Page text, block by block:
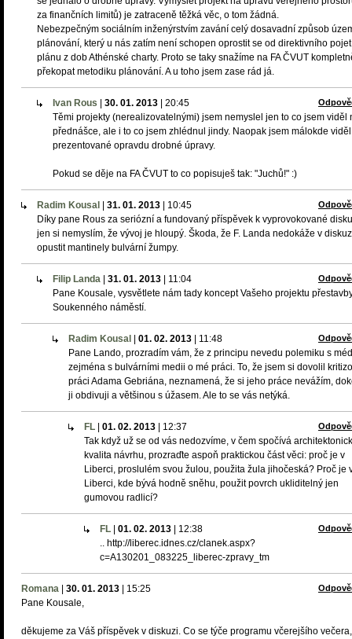
za finančních limitů) je zatraceně těžká věc, o tom žádná.
Nebezpečným sociálním inženýrstvím zavání celý dosavadní způsob
plánování, který u nás zatím není schopen oprostit se od direktivního
plánu z dob Athénské charty. Proto se taky snažíme na FA ČVUT
překopat metodiku plánování. A u toho jsem zase rád já.
Ivan Rous 30. 01. 2013 20:45
Těmi projekty (nerealizovatelnými) jsem nemyslel jen to co jsem viděl
přednášce, ale i to co jsem zhlédnul jindy. Naopak jsem málokde viděl
prezentované opravdu drobné úpravy.
Pokud se děje na FA ČVUT to co popisuješ tak: "Juchů!" :)
Radim Kousal 31. 01. 2013 10:45
Díky pane Rous za seriózní a fundovaný příspěvek k vyprovokované
jen si nemyslím, že vývoj je hloupý. Škoda, že F. Landa nedokáže v
opustit mantinely bulvární žumpy.
Filip Landa 31. 01. 2013 11:04
Pane Kousale, vysvětlete nám tady koncept Vašeho projektu
Soukenného náměstí.
Radim Kousal 01. 02. 2013 11:48
Pane Lando, prozradím vám, že z principu nevedu polemiku s
zejména s bulvárními medii o mé práci. To, že jsem si dovolil
práci Adama Gebriána, neznamená, že si jeho práce nevážím,
ji obdivuji a většinou s úžasem. Ale to se vás netýká.
FL 01. 02. 2013 12:37
Tak když už se od vás nedozvíme, v čem spočívá
kvalita návrhu, prozraďte aspoň praktickou část věci: proč je v
Liberci, proslulém svou žulou, použita žula jihočeská? Proč je
Liberci, kde bývá hodně sněhu, použit povrch ukliditelný jen
gumovou radlicí?
FL 01. 02. 2013 12:38
.. http://liberec.idnes.cz/clanek.aspx?
c=A130201_083225_liberec-zpravy_tm
Romana 30. 01. 2013 15:25
Pane Kousale,
děkujeme za Váš příspěvek v diskuzi. Co se týče programu včerejšího